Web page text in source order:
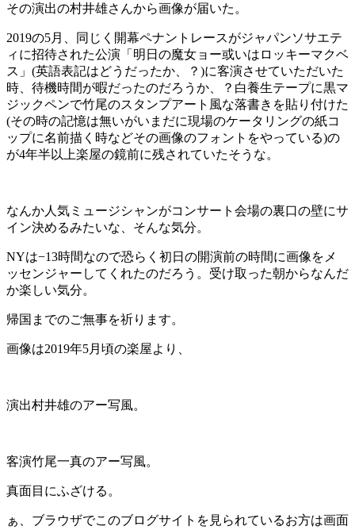
その演出の村井雄さんから画像が届いた。
2019の5月、同じく開幕ペナントレースがジャパンソサエテ
ィに招待された公演「明日の魔女ョー或いはロッキーマクベ
ス」(英語表記はどうだったか、？)に客演させていただいた
時、待機時間が暇だったのだろうか、？白養生テープに黒マ
ジックペンで竹尾のスタンプアート風な落書きを貼り付けた
(その時の記憶は無いがいまだに現場のケータリングの紙コ
ップに名前描く時などその画像のフォントをやっている)の
が4年半以上楽屋の鏡前に残されていたそうな。
なんか人気ミュージシャンがコンサート会場の裏口の壁にサ
イン決めるみたいな、そんな気分。
NYは−13時間なので恐らく初日の開演前の時間に画像をメ
ッセンジャーしてくれたのだろう。受け取った朝からなんだ
か楽しい気分。
帰国までのご無事を祈ります。
画像は2019年5月頃の楽屋より、
演出村井雄のアー写風。
客演竹尾一真のアー写風。
真面目にふざける。
ぁ、ブラウザでこのブログサイトを見られているお方は画面